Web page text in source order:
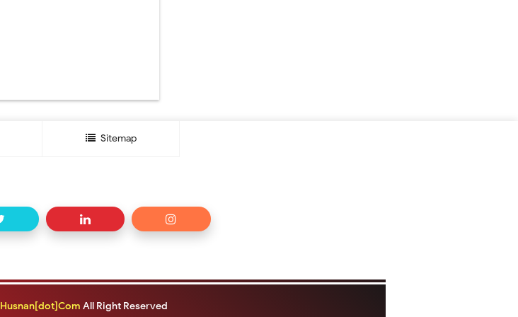
Sitemap
Husnan[dot]Com All Right Reserved